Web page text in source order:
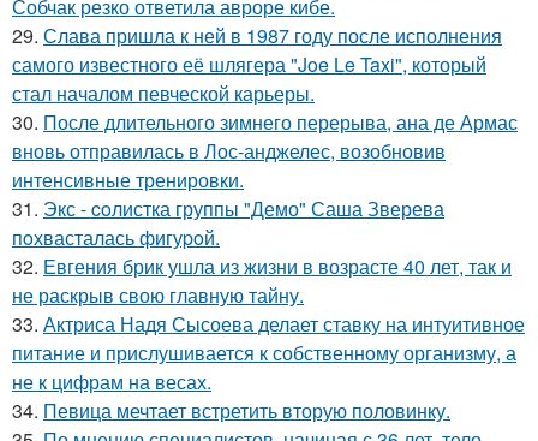
Собчак резко ответила авроре кибе.
29. Слава пришла к ней в 1987 году после исполнения
самого известного её шлягера "Joe Le Taxi", который
стал началом певческой карьеры.
30. После длительного зимнего перерыва, ана де Армас
вновь отправилась в Лос-анджелес, возобновив
интенсивные тренировки.
31. Экс - coлистка группы "Демо" Саша Зверева
пoхвасталась фигуpoй.
32. Евгения брик ушла из жизни в возрасте 40 лет, так и
не раскрыв свою главную тайну.
33. Актриса Надя Сысоева делает ставку на интуитивное
питание и прислушивается к собственному организму, а
не к цифрам на весах.
34. Певица мечтает встретить вторую половинку.